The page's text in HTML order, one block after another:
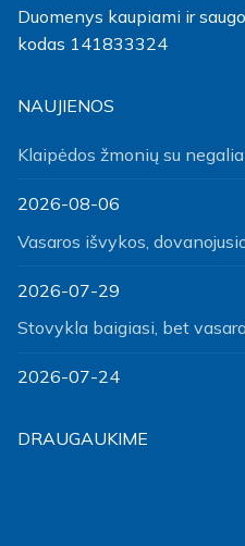
Duomenys kaupiami ir
kodas 141833324
NAUJIENOS
Klaipėdos žmonių su
2026-08-06
Vasaros išvykos,
2026-07-29
Stovykla baigiasi, bet
2026-07-24
DRAUGAUKIME